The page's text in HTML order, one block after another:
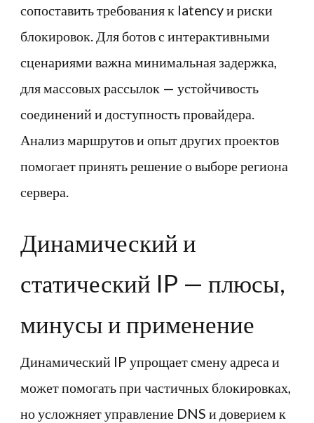
сопоставить требования к latency и риски
блокировок. Для ботов с интерактивными
сценариями важна минимальная задержка,
для массовых рассылок — устойчивость
соединений и доступность провайдера.
Анализ маршрутов и опыт других проектов
помогает принять решение о выборе региона
сервера.
Динамический и
статический IP — плюсы,
минусы и применение
Динамический IP упрощает смену адреса и
может помогать при частичных блокировках,
но усложняет управление DNS и доверием к